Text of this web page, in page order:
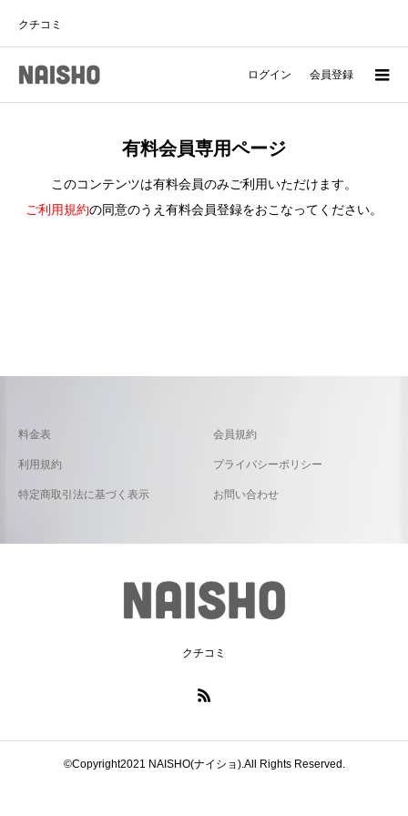
クチコミ
ログイン 会員登録
有料会員専用ページ
このコンテンツは有料会員のみご利用いただけます。
ご利用規約の同意のうえ有料会員登録をおこなってください。
料金表 会員規約
利用規約 プライバシーポリシー
特定商取引法に基づく表示 お問い合わせ
クチコミ
©Copyright2021 NAISHO(ナイショ).All Rights Reserved.